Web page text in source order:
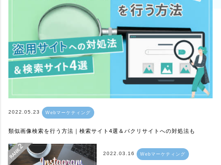
2022.05.23 Webマーケティング
類似画像検索を行う方法｜検索サイト4選＆パクリサイトへの対処法も
2022.03.16 Webマーケティング